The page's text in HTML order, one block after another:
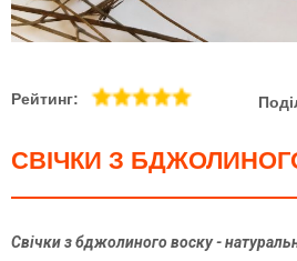
Рейтинг:
СВІЧКИ З
Свічки з бджолиного воску -